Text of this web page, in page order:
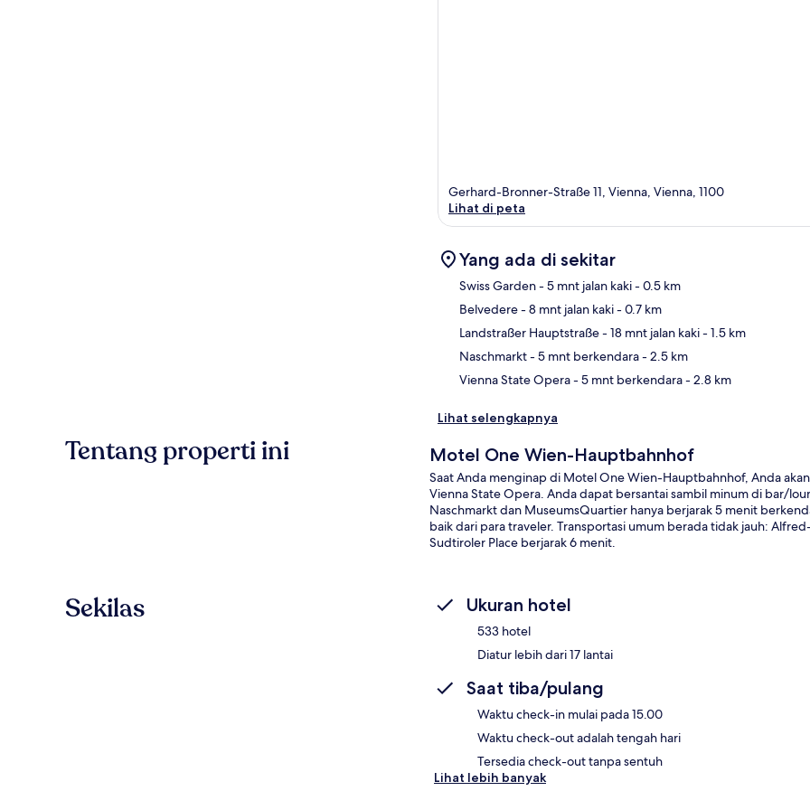
Gerhard-Bronner-Straße 11, Vienna, Vienna, 1100
Lihat di peta
Yang ada di sekitar
Swiss Garden- 5 mnt jalan kaki- 0.5 km
Belvedere- 8 mnt jalan kaki- 0.7 km
Landstraßer Hauptstraße- 18 mnt jalan kaki- 1.5 km
Naschmarkt- 5 mnt berkendara- 2.5 km
Vienna State Opera- 5 mnt berkendara- 2.8 km
Lihat selengkapnya
Tentang properti ini Motel One Wien-Hauptbahnhof
Saat Anda menginap di Motel One Wien-Hauptbahnhof, Anda
Vienna State Opera. Anda dapat bersantai sambil minum di bar/
Naschmarkt dan MuseumsQuartier hanya berjarak 5 menit
baik dari para traveler. Transportasi umum berada tidak jauh:
Sudtiroler Place berjarak 6 menit.
Sekilas Ukuran hotel
533 hotel
Diatur lebih dari 17 lantai
Saat tiba/pulang
Waktu check-in mulai pada 15.00
Waktu check-out adalah tengah hari
Tersedia check-out tanpa sentuh
Lihat lebih banyak